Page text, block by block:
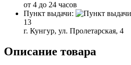
от 4 до 24 часов
Пункт выдачи:
13
г. Кунгур, ул. Пролетарская, 4
Описание товара